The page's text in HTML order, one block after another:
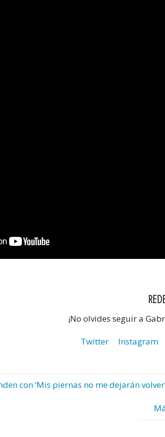
¡No olvides seguir a
Twitter Instagram
con ‘Mis piernas no me dejarán